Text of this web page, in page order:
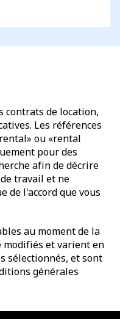
contrats de location,
Les références
ou «rental
pour des
afin de décrire
travail et ne
de l'accord que vous
au moment de la
modifiés et varient en
sélectionnés, et sont
générales